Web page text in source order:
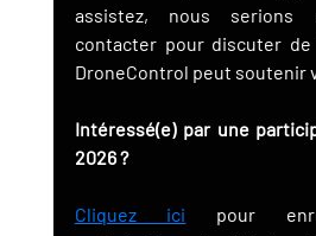
assistez, nous
contacter pour discuter
DroneControl peut soutenir
Intéressé(e) par une
2026 ?
Cliquez ici pour